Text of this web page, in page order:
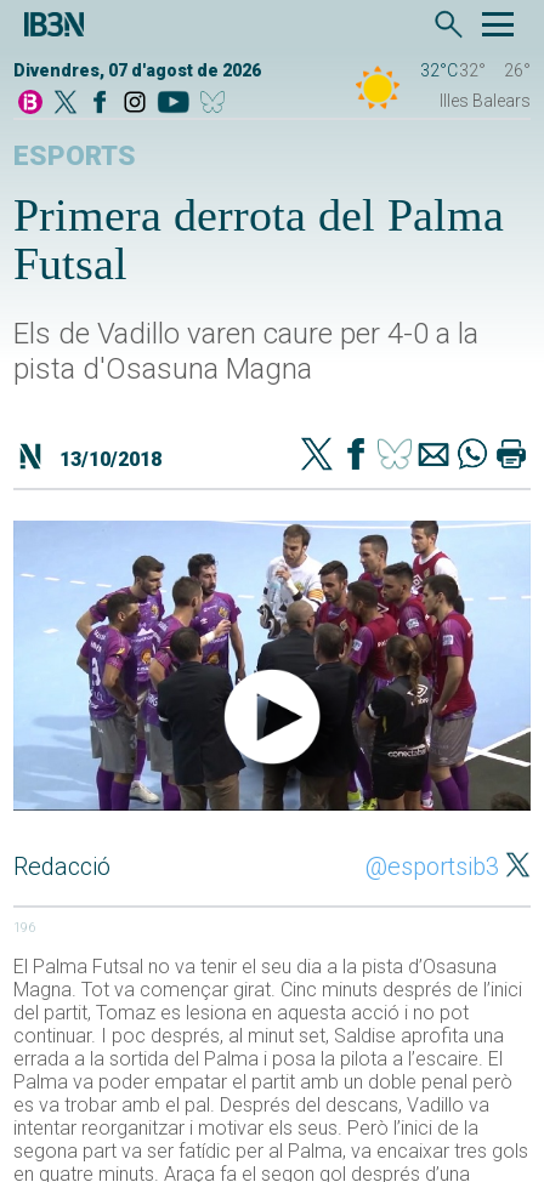
Divendres, 07 d'agost de 2026 32°C32°
26°
Illes Balears
ESPORTS
Primera derrota del Palma
Futsal
Els de Vadillo varen caure per 4-0 a la
pista d'Osasuna Magna
13/10/2018
Redacció @esportsib3
196
El Palma Futsal no va tenir el seu dia a la pista d’Osasuna
Magna. Tot va començar girat. Cinc minuts després de l’inici
del partit, Tomaz es lesiona en aquesta acció i no pot
continuar. I poc després, al minut set, Saldise aprofita una
errada a la sortida del Palma i posa la pilota a l’escaire. El
Palma va poder empatar el partit amb un doble penal però
es va trobar amb el pal. Després del descans, Vadillo va
intentar reorganitzar i motivar els seus. Però l’inici de la
segona part va ser fatídic per al Palma, va encaixar tres gols
en quatre minuts. Araça fa el segon gol després d’una